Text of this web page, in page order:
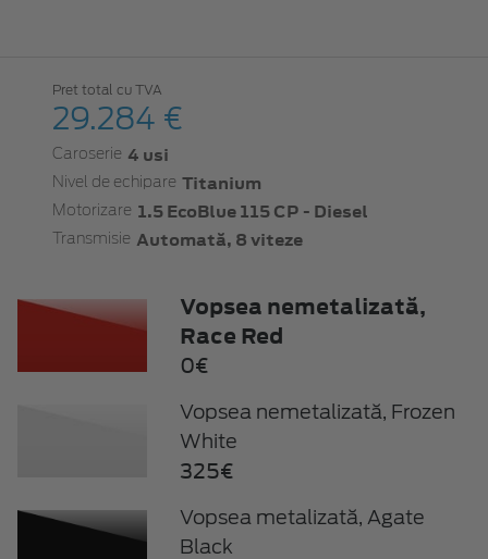
Pret total cu TVA
29.284 €
Caroserie 4 usi
Nivel de echipare Titanium
Motorizare 1.5 EcoBlue 115 CP - Diesel
Transmisie Automată, 8 viteze
Vopsea nemetalizată,
Race Red
0€
Vopsea nemetalizată, Frozen
White
325€
Vopsea metalizată, Agate
Black